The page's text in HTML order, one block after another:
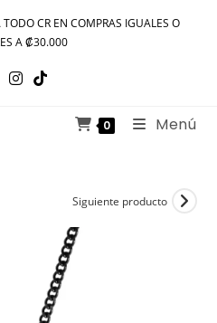
TODO CR EN COMPRAS IGUALES O
A ₡30.000
0 Menú
Siguiente producto